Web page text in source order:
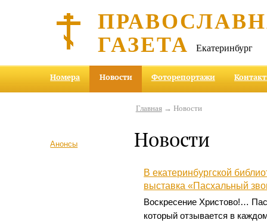
ГАЗЕТА Екатеринбург
Номера Новости Фоторепортажи
Анонсы
Главная→ Новости
Новости
В екатеринбургской
выставка «Пасхальный
Воскресение Христово!…
который отзывается в